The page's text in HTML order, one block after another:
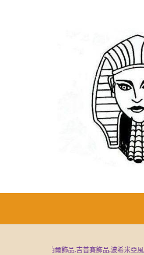
飾品,尼泊爾飾品,吉普賽飾品,波希米亞風飾品